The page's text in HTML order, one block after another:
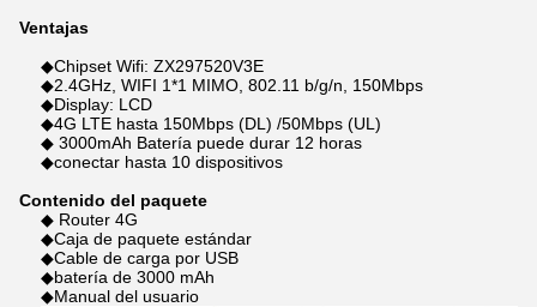
Ventajas
◆Chipset Wifi: ZX297520V3E
◆2.4GHz, WIFI 1*1 MIMO, 802.11 b/g/n, 150Mbps
◆Display: LCD
◆4G LTE hasta 150Mbps (DL) /50Mbps (UL)
◆ 3000mAh Batería puede durar 12 horas
◆conectar hasta 10 dispositivos
Contenido del paquete
◆ Router 4G
◆Caja de paquete estándar
◆Cable de carga por USB
◆batería de 3000 mAh
◆Manual del usuario